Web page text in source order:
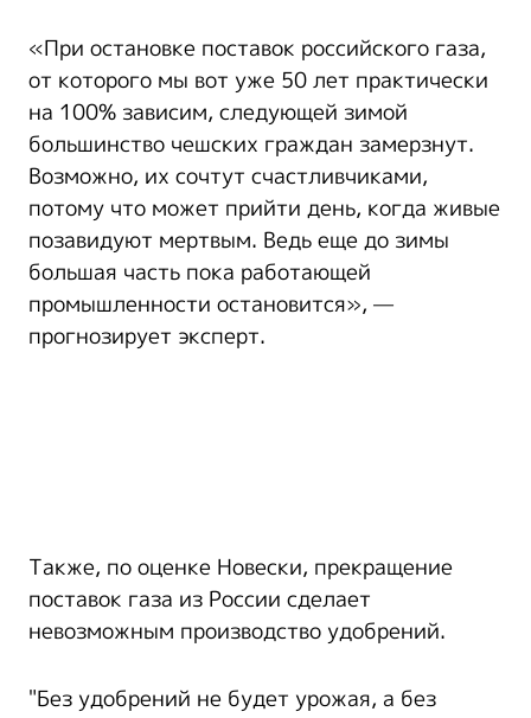
«При остановке поставок российского газа,
от которого мы вот уже 50 лет практически
на 100% зависим, следующей зимой
большинство чешских граждан замерзнут.
Возможно, их сочтут счастливчиками,
потому что может прийти день, когда живые
позавидуют мертвым. Ведь еще до зимы
большая часть пока работающей
промышленности остановится», —
прогнозирует эксперт.
Также, по оценке Новески, прекращение
поставок газа из России сделает
невозможным производство удобрений.
"Без удобрений не будет урожая, а без